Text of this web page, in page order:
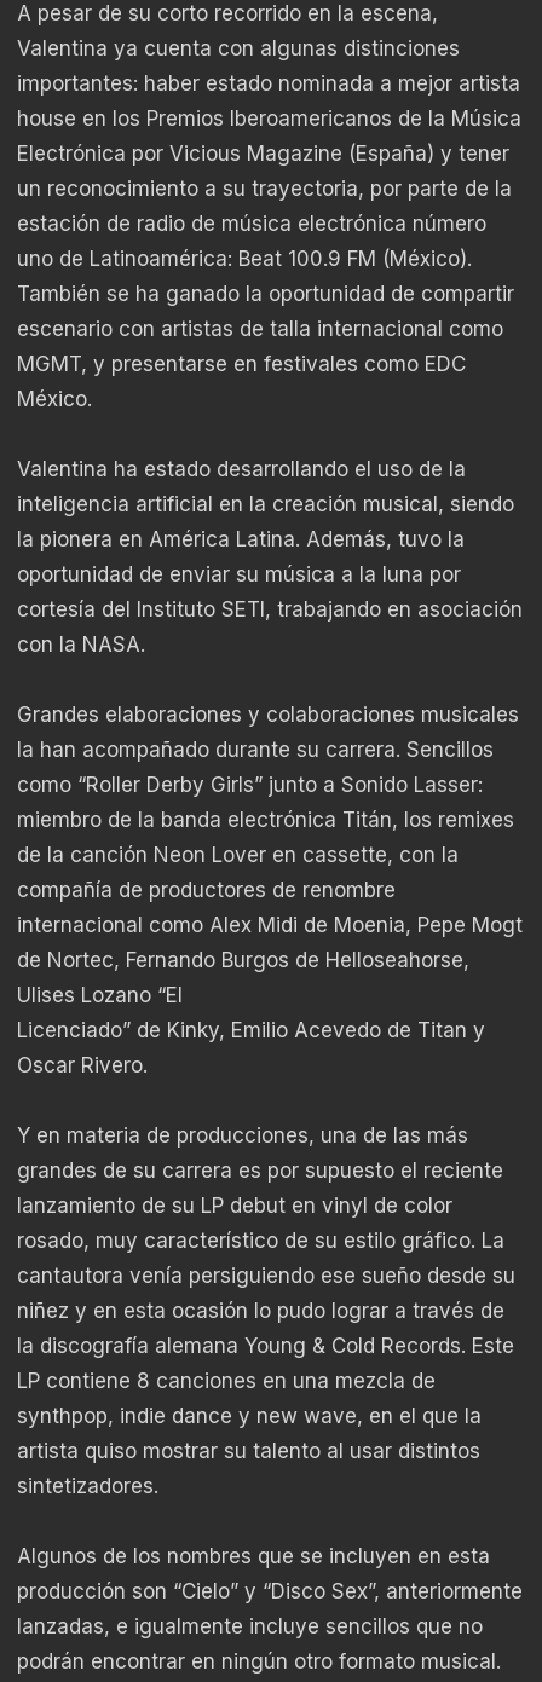
A pesar de su corto recorrido en la escena,
Valentina ya cuenta con algunas distinciones
importantes: haber estado nominada a mejor artista
house en los Premios Iberoamericanos de la Música
Electrónica por Vicious Magazine (España) y tener
un reconocimiento a su trayectoria, por parte de la
estación de radio de música electrónica número
uno de Latinoamérica: Beat 100.9 FM (México).
También se ha ganado la oportunidad de compartir
escenario con artistas de talla internacional como
MGMT, y presentarse en festivales como EDC
México.
Valentina ha estado desarrollando el uso de la
inteligencia artificial en la creación musical, siendo
la pionera en América Latina. Además, tuvo la
oportunidad de enviar su música a la luna por
cortesía del Instituto SETI, trabajando en asociación
con la NASA.
Grandes elaboraciones y colaboraciones musicales
la han acompañado durante su carrera. Sencillos
como “Roller Derby Girls” junto a Sonido Lasser:
miembro de la banda electrónica Titán, los remixes
de la canción Neon Lover en cassette, con la
compañía de productores de renombre
internacional como Alex Midi de Moenia, Pepe Mogt
de Nortec, Fernando Burgos de Helloseahorse,
Ulises Lozano “El
Licenciado” de Kinky, Emilio Acevedo de Titan y
Oscar Rivero.
Y en materia de producciones, una de las más
grandes de su carrera es por supuesto el reciente
lanzamiento de su LP debut en vinyl de color
rosado, muy característico de su estilo gráfico. La
cantautora venía persiguiendo ese sueño desde su
niñez y en esta ocasión lo pudo lograr a través de
la discografía alemana Young & Cold Records. Este
LP contiene 8 canciones en una mezcla de
synthpop, indie dance y new wave, en el que la
artista quiso mostrar su talento al usar distintos
sintetizadores.
Algunos de los nombres que se incluyen en esta
producción son “Cielo” y “Disco Sex”, anteriormente
lanzadas, e igualmente incluye sencillos que no
podrán encontrar en ningún otro formato musical.